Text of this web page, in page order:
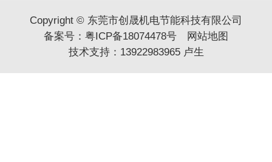
Copyright © 东莞市创晟机电节能科技有限公司
备案号： 粤ICP备18074478号
网站地图
技术支持： 13922983965卢生